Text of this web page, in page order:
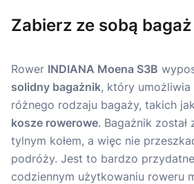
Zabierz ze sobą bagaż
Rower INDIANA Moena S3B
solidny bagażnik, który
różnego rodzaju bagaży, takich jak
kosze rowerowe. Bagażnik
tylnym kołem, a więc nie
podróży. Jest to bardzo
codziennym użytkowaniu roweru